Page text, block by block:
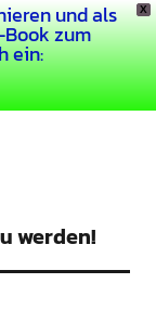
X
und als
zum
ein:
werden!